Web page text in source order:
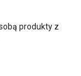
produkty z